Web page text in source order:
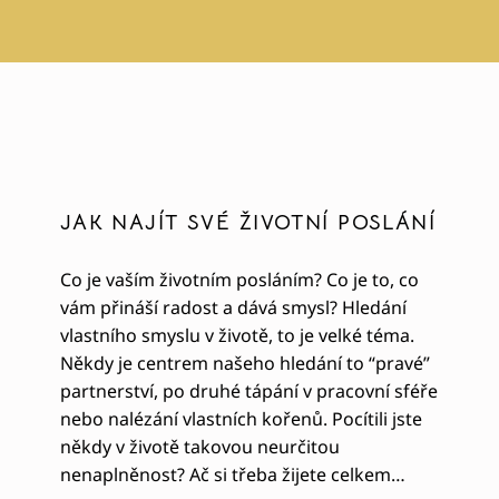
JAK NAJÍT SVÉ ŽIVOTNÍ POSLÁNÍ
Co je vaším životním posláním? Co je to, co
vám přináší radost a dává smysl? Hledání
vlastního smyslu v životě, to je velké téma.
Někdy je centrem našeho hledání to “pravé”
partnerství, po druhé tápání v pracovní sféře
nebo nalézání vlastních kořenů. Pocítili jste
někdy v životě takovou neurčitou
nenaplněnost? Ač si třeba žijete celkem…